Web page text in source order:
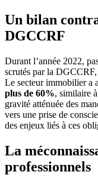
Un bilan
DGCCRF
Durant l’année 2022,
scrutés par la
Le secteur immobilier a
plus de 60%, similaire
gravité atténuée des
vers une prise de
des enjeux liés à ces
La
professionnels